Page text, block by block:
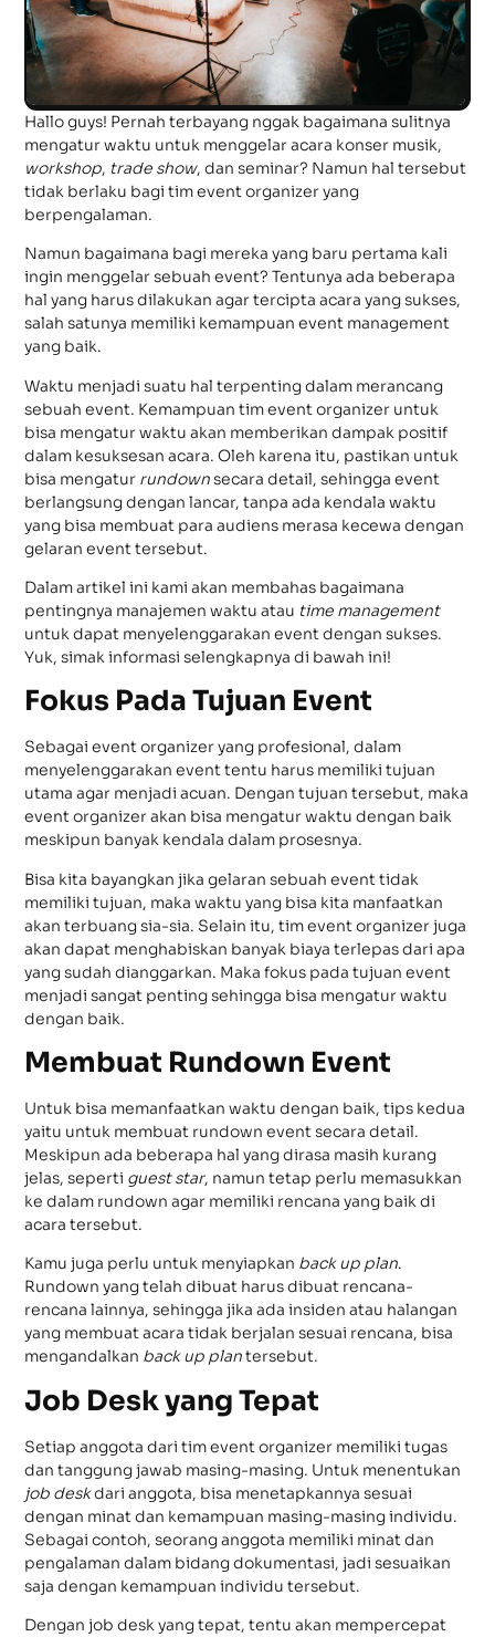
Hallo guys! Pernah terbayang nggak bagaimana sulitnya
mengatur waktu untuk menggelar acara konser musik,
workshop, trade show, dan seminar? Namun hal tersebut
tidak berlaku bagi tim event organizer yang
berpengalaman.
Namun bagaimana bagi mereka yang baru pertama kali
ingin menggelar sebuah event? Tentunya ada beberapa
hal yang harus dilakukan agar tercipta acara yang sukses,
salah satunya memiliki kemampuan event management
yang baik.
Waktu menjadi suatu hal terpenting dalam merancang
sebuah event. Kemampuan tim event organizer untuk
bisa mengatur waktu akan memberikan dampak positif
dalam kesuksesan acara. Oleh karena itu, pastikan untuk
bisa mengatur rundownsecara detail, sehingga event
berlangsung dengan lancar, tanpa ada kendala waktu
yang bisa membuat para audiens merasa kecewa dengan
gelaran event tersebut.
Dalam artikel ini kami akan membahas bagaimana
pentingnya manajemen waktu atau time management
untuk dapat menyelenggarakan event dengan sukses.
Yuk, simak informasi selengkapnya di bawah ini!
Fokus Pada Tujuan Event
Sebagai event organizer yang profesional, dalam
menyelenggarakan event tentu harus memiliki tujuan
utama agar menjadi acuan. Dengan tujuan tersebut, maka
event organizer akan bisa mengatur waktu dengan baik
meskipun banyak kendala dalam prosesnya.
Bisa kita bayangkan jika gelaran sebuah event tidak
memiliki tujuan, maka waktu yang bisa kita manfaatkan
akan terbuang sia-sia. Selain itu, tim event organizer juga
akan dapat menghabiskan banyak biaya terlepas dari apa
yang sudah dianggarkan. Maka fokus pada tujuan event
menjadi sangat penting sehingga bisa mengatur waktu
dengan baik.
Membuat Rundown Event
Untuk bisa memanfaatkan waktu dengan baik, tips kedua
yaitu untuk membuat rundown event secara detail.
Meskipun ada beberapa hal yang dirasa masih kurang
jelas, seperti guest star, namun tetap perlu memasukkan
ke dalam rundown agar memiliki rencana yang baik di
acara tersebut.
Kamu juga perlu untuk menyiapkan back up plan.
Rundown yang telah dibuat harus dibuat rencana-
rencana lainnya, sehingga jika ada insiden atau halangan
yang membuat acara tidak berjalan sesuai rencana, bisa
mengandalkan back up plantersebut.
Job Desk yang Tepat
Setiap anggota dari tim event organizer memiliki tugas
dan tanggung jawab masing-masing. Untuk menentukan
job deskdari anggota, bisa menetapkannya sesuai
dengan minat dan kemampuan masing-masing individu.
Sebagai contoh, seorang anggota memiliki minat dan
pengalaman dalam bidang dokumentasi, jadi sesuaikan
saja dengan kemampuan individu tersebut.
Dengan job desk yang tepat, tentu akan mempercepat